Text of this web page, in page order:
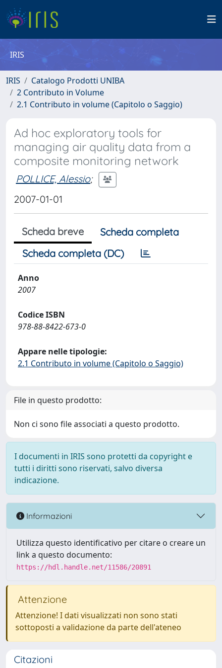
IRIS
IRIS
Catalogo Prodotti UNIBA
2 Contributo in Volume
2.1 Contributo in volume (Capitolo o Saggio)
Ad hoc exploratory tools for
managing air quality data from a
composite monitoring network
POLLICE, Alessio;
2007-01-01
Scheda breve
Scheda completa
Scheda completa (DC)
Anno
2007
Codice ISBN
978-88-8422-673-0
Appare nelle tipologie:
2.1 Contributo in volume (Capitolo o Saggio)
File in questo prodotto:
Non ci sono file associati a questo prodotto.
I documenti in IRIS sono protetti da copyright e
tutti i diritti sono riservati, salvo diversa
indicazione.
Informazioni
Utilizza questo identificativo per citare o creare un
link a questo documento:
https://hdl.handle.net/11586/20891
Attenzione
Attenzione! I dati visualizzati non sono stati
sottoposti a validazione da parte dell'ateneo
Citazioni